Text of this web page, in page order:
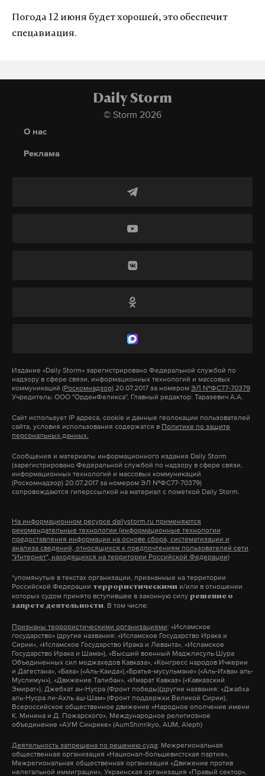
Погода 12 июня будет хорошей, это обеспечит
спецавиация.
Daily Storm
© Storm 2026
О нас
Реклама
Издание «Daily Storm» зарегистрировано Федеральной службой по
надзору в сфере связи, информационных технологий и массовых
коммуникаций (Роскомнадзор) 20.07.2017 за номером ЭЛ №ФС77-70379
Учредитель: ООО "ОрденФеликса", Главный редактор: Таразевич А.А.
Сайт использует IP адреса, cookie и данные геолокации пользователей
сайта, условия использования содержатся в Политике по защите
персональных данных.
Сообщения и материалы информационного издания Daily Storm
(зарегистрировано Федеральной службой по надзору в сфере связи,
информационных технологий и массовых коммуникаций
(Роскомнадзор) 20.07.2017 за номером ЭЛ №ФС77-70379)
сопровождаются гиперссылкой на материал с пометкой Daily Storm.
На информационном ресурсе dailystorm.ru применяются
рекомендательные технологии (информационные технологии
предоставления информации на основе сбора, систематизации и
анализа сведений, относящихся к предпочтениям пользователей сети
"Интернет", находящихся на территории Российской Федерации)
*упомянутые в текстах организации, признанные на территории
Российской Федерации террористическими и/или в отношении
которых судом принято вступившее в законную силу решение о
запрете деятельности. В том числе:
Признаны террористическими организациями: «Исламское
государство» (другие названия: «Исламское Государство Ирака и
Сирии», «Исламское Государство Ирака и Леванта», «Исламское
Государство Ирака и Шама»), «Высший военный Маджлисуль Шура
Объединенных сил моджахедов Кавказа», «Конгресс народов Ичкерии
и Дагестана», «База» («Аль-Каида»),«Братья-мусульмане» («Аль-Ихван аль-
Муслимун»), «Движение Талибан», «Имарат Кавказ» («Кавказский
Эмират»), Джебхат ан-Нусра (Фронт победы)(другие названия: «Джабха
аль-Нусра ли-Ахль аш-Шам» (Фронт поддержки Великой Сирии),
Всероссийское общественное движение «Народное ополчение имени
К. Минина и Д. Пожарского», Международное религиозное
объединение «АУМ Синрике» (AumShinrikyo, AUM, Aleph)
Деятельность запрещена по решению суда: Межрегиональная
общественная организация «Национал-большевистская партия»,
Межрегиональная общественная организация «Движение против
нелегальной иммиграции», Украинская организация «Правый сектор»,